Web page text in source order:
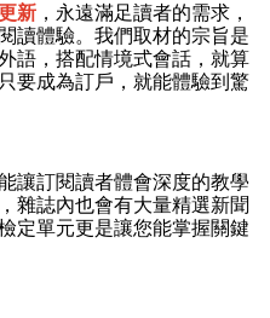
新 ，永遠滿足讀者的需求，
讀體驗。我們取材的宗旨是
語，搭配情境式會話，就算
要成為訂戶，就能體驗到驚
讓訂閱讀者體會深度的教學
雜誌內也會有大量精選新聞
定單元更是讓您能掌握關鍵